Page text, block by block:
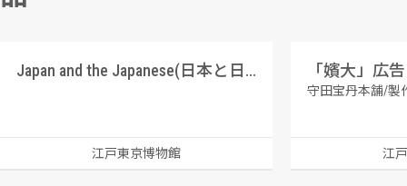
Japan and the Japanese(日本と日本人)(Frank Leslie’s Illustrated Newspaper(1860年))
江戸東京博物館
「嬪大」広告
守田宝丹本舗/製
江